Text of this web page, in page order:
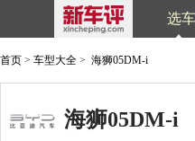
选车
首页 > 车型大全 > 海狮05DM-i
海狮05DM-i